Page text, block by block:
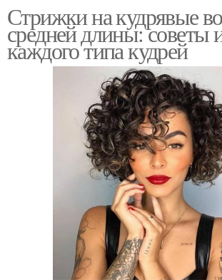
Кудрявая стрижка
Модная стрижка
Женские стрижки Стрижки
Стрижки на кудрявые
средней длины: советы
каждого типа кудрей